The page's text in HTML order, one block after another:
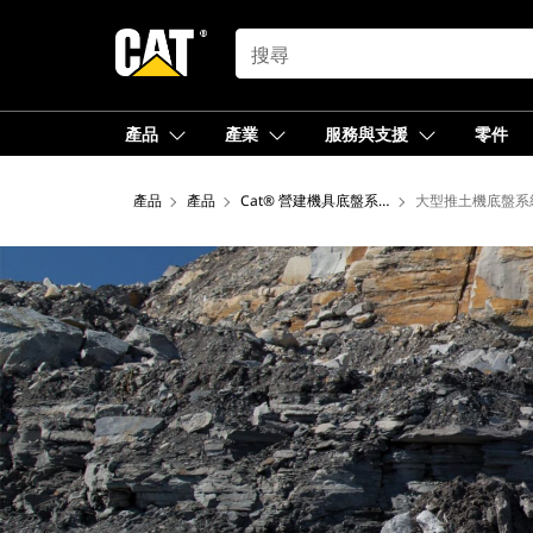
SEARCH
產品 產業 服務與支援 零件
產品 產品 Cat® 營建機具底盤系統 大型推土機底盤系